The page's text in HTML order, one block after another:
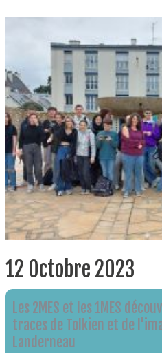
12 Octobre 2023
Les 2MES et les 1MES
traces de Tolkien et de
Landerneau